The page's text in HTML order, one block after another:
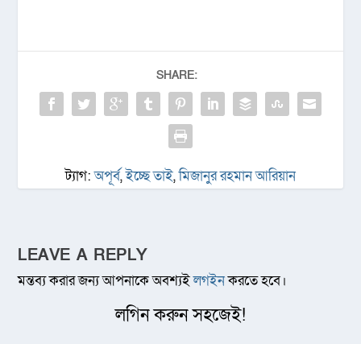
SHARE:
ট্যাগ:অপূর্ব,ইচ্ছে তাই,মিজানুর রহমান আরিয়ান
LEAVE A REPLY
মন্তব্য করার জন্য আপনাকে অবশ্যইলগইনকরতে হবে।
লগিন করুন সহজেই!